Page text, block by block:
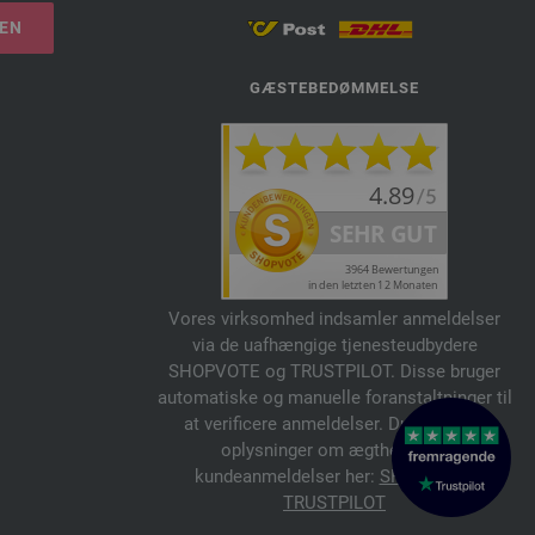
GÆSTEBEDØMMELSE
Vores virksomhed indsamler anmeldelser
via de uafhængige tjenesteudbydere
SHOPVOTE og TRUSTPILOT. Disse bruger
automatiske og manuelle foranstaltninger til
at verificere anmeldelser. Du kan finde
oplysninger om ægtheden af
kundeanmeldelser her: SHOPVOTE
TRUSTPILOT